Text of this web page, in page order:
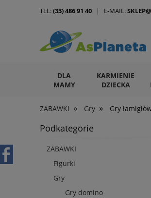
DLA
MAMY
KARMIENIE
DZIECKA
ARTYKUŁY DLA ZWIERZĄT
ZABAWKI » Gry » Gry
TEL:(33) 486 91 40 | E-MAIL:
Podkategorie
ZABAWKI
Figurki
Gry
Gry domino